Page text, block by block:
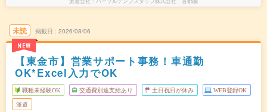
未読
NEW
掲載日 2026/08/06
【東金市】営業サポート事務！車通勤
OK*Excel入力でOK
職種未経験OK 交通費別途支給あり 土日祝日が休み WEB登録OK
派遣